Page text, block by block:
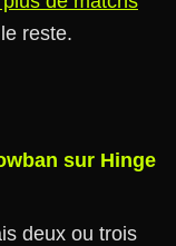
reste.
sur Hinge
deux ou trois